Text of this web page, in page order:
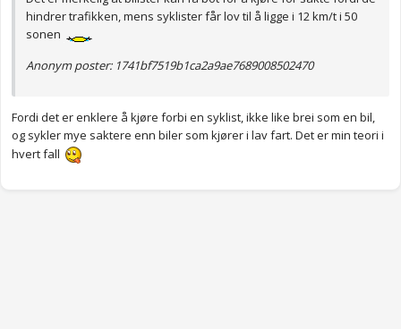
hindrer trafikken, mens syklister får lov til å ligge i 12 km/t i 50
sonen
Anonym poster: 1741bf7519b1ca2a9ae7689008502470
Fordi det er enklere å kjøre forbi en syklist, ikke like brei som en bil,
og sykler mye saktere enn biler som kjører i lav fart. Det er min teori i
hvert fall